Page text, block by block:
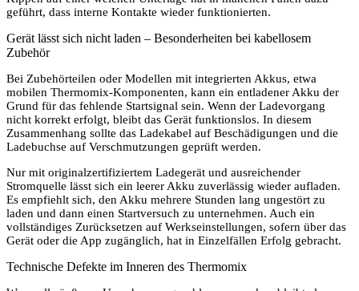
geführt, dass interne Kontakte wieder funktionierten.
Gerät lässt sich nicht laden – Besonderheiten bei kabellosem
Zubehör
Bei Zubehörteilen oder Modellen mit integrierten Akkus, etwa
mobilen Thermomix-Komponenten, kann ein entladener Akku der
Grund für das fehlende Startsignal sein. Wenn der Ladevorgang
nicht korrekt erfolgt, bleibt das Gerät funktionslos. In diesem
Zusammenhang sollte das Ladekabel auf Beschädigungen und die
Ladebuchse auf Verschmutzungen geprüft werden.
Nur mit originalzertifiziertem Ladegerät und ausreichender
Stromquelle lässt sich ein leerer Akku zuverlässig wieder aufladen.
Es empfiehlt sich, den Akku mehrere Stunden lang ungestört zu
laden und dann einen Startversuch zu unternehmen. Auch ein
vollständiges Zurücksetzen auf Werkseinstellungen, sofern über das
Gerät oder die App zugänglich, hat in Einzelfällen Erfolg gebracht.
Technische Defekte im Inneren des Thermomix